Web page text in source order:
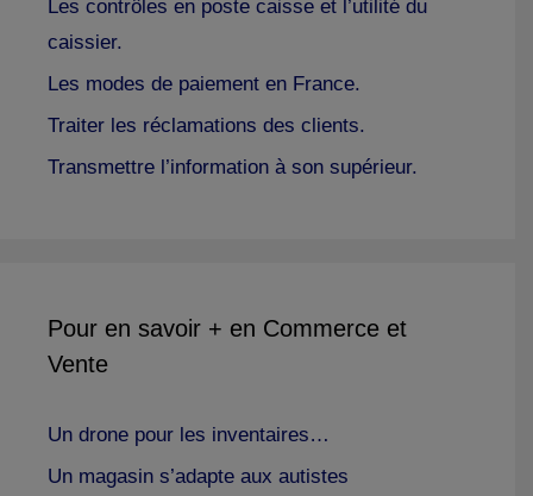
Les contrôles en poste caisse et l’utilité du
caissier.
Les modes de paiement en France.
Traiter les réclamations des clients.
Transmettre l’information à son supérieur.
Pour en savoir + en Commerce et
Vente
Un drone pour les inventaires…
Un magasin s’adapte aux autistes